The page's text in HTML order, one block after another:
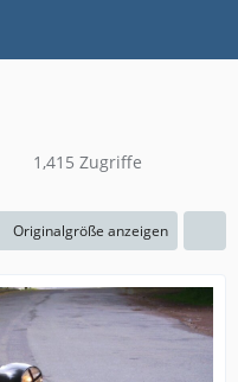
1,415 Zugriffe
Originalgröße anzeigen